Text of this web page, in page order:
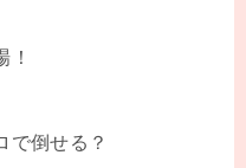
！
で倒せる？